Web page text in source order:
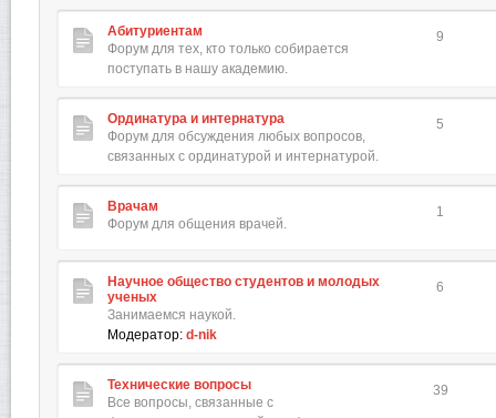
Абитуриентам
Форум для тех, кто только собирается
поступать в нашу академию.
9
Ординатура и интернатура
Форум для обсуждения любых вопросов,
связанных с ординатурой и интернатурой.
5
Врачам
Форум для общения врачей.
1
Научное общество студентов и молодых
ученых
Занимаемся наукой.
Модератор: d-nik
6
Технические вопросы
Все вопросы, связанные с
39